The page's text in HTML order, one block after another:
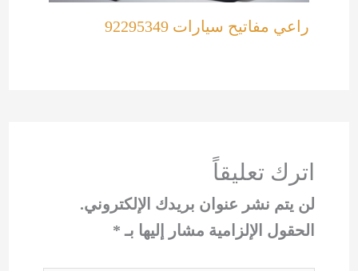
راعي مفاتيح سيارات 92295349
اترك تعليقاً
لن يتم نشر عنوان بريدك الإلكتروني.
الحقول الإلزامية مشار إليها بـ *